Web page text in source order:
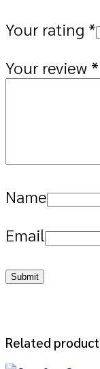
Your rating *
Your review *
Name
Email
Related